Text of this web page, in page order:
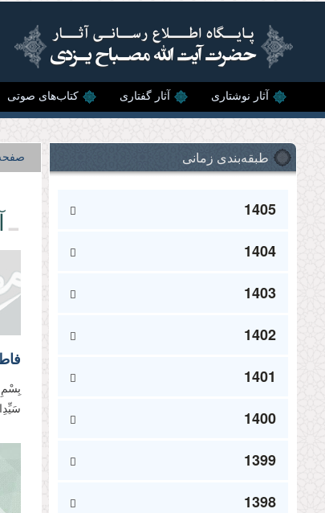
آثار نوشتاری آثار گفتاری کتاب‌های صوتی
طبقه‌بندی زمانی
1405
1404
1403
1402
1401
1400
1399
1398
بِسْمِ